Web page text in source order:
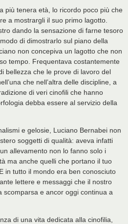
più tenera età, lo ricordo poco più che
a mostrargli il suo primo lagotto.
dando la sensazione di farne tesoro
di dimostrarlo sul piano della
non concepiva un lagotto che non
tempo. Frequentava costantemente
bellezza che le prove di lavoro del
che nell’altra delle discipline, a
di veri cinofili che hanno
debba essere al servizio della
e gelosie, Luciano Bernabei non
soggetti di qualità: aveva infatti
allevamento non lo fanno solo i
ma anche quelli che portano il tuo
in tutto il mondo era ben conosciuto
lettere e messaggi che il nostro
scomparsa e ancor oggi continua a
di una vita dedicata alla cinofilia,